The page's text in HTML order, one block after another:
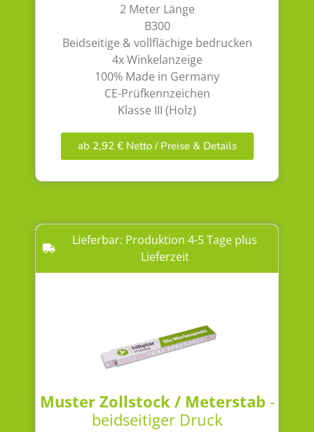
2 Meter Länge
B300
Beidseitige & vollflächige bedrucken
4x Winkelanzeige
100% Made in Germany
CE-Prüfkennzeichen
Klasse III (Holz)
ab 2,92 € Netto / Preise & Details
Lieferbar: Produktion 4-5 Tage plus
Lieferzeit
Muster Zollstock / Meterstab -
beidseitiger Druck